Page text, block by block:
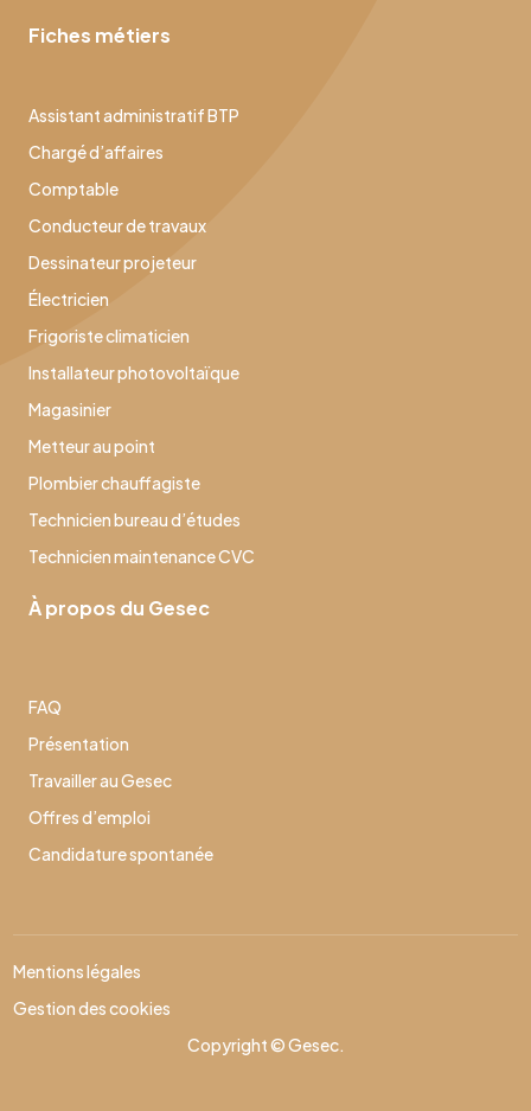
Fiches métiers
Assistant administratif BTP
Chargé d’affaires
Comptable
Conducteur de travaux
Dessinateur projeteur
Électricien
Frigoriste climaticien
Installateur photovoltaïque
Magasinier
Metteur au point
Plombier chauffagiste
Technicien bureau d’études
Technicien maintenance CVC
À propos du Gesec
FAQ
Présentation
Travailler au Gesec
Offres d’emploi
Candidature spontanée
Copyright © Gesec.
Mentions légales
Gestion des cookies